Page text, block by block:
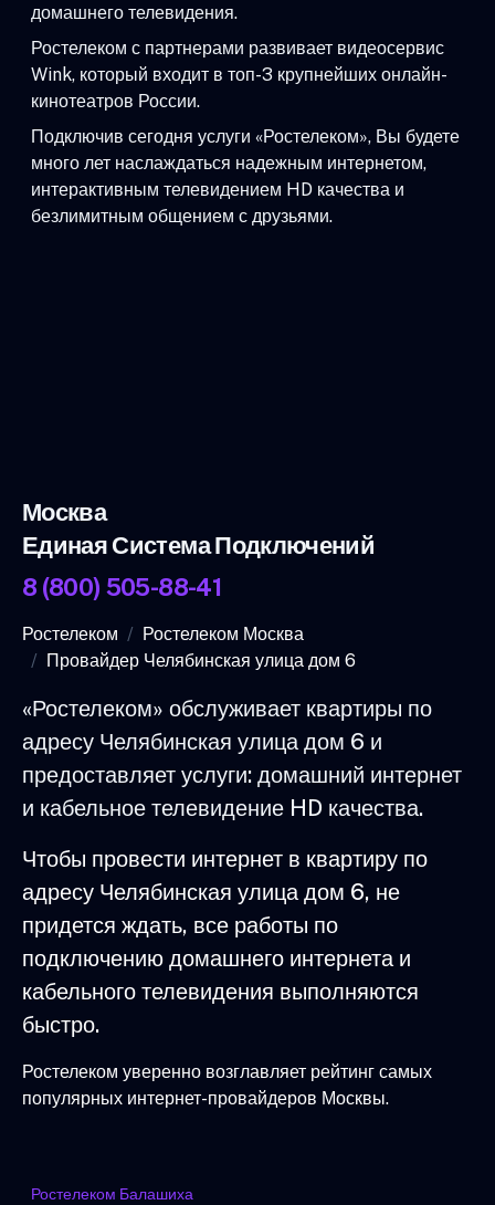
домашнего телевидения.
Ростелеком с партнерами развивает видеосервис
Wink, который входит в топ-3 крупнейших онлайн-
кинотеатров России.
Подключив сегодня услуги «Ростелеком», Вы будете
много лет наслаждаться надежным интернетом,
интерактивным телевидением HD качества и
безлимитным общением с друзьями.
Москва
Единая Система Подключений
8 (800) 505-88-41
Ростелеком
Ростелеком Москва
Провайдер Челябинская улица дом 6
«Ростелеком» обслуживает квартиры по
адресу Челябинская улица дом 6 и
предоставляет услуги: домашний интернет
и кабельное телевидение HD качества.
Чтобы провести интернет в квартиру по
адресу Челябинская улица дом 6, не
придется ждать, все работы по
подключению домашнего интернета и
кабельного телевидения выполняются
быстро.
Ростелеком уверенно возглавляет рейтинг самых
популярных интернет-провайдеров Москвы.
Ростелеком Балашиха